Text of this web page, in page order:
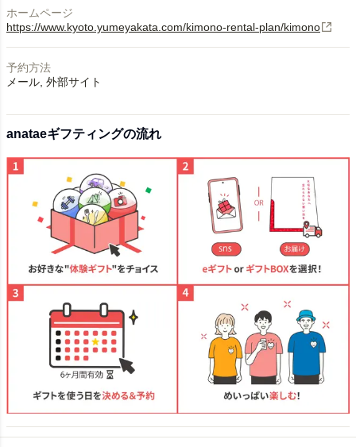
ホームページ
https://www.kyoto.yumeyakata.com/kimono-rental-plan/kimono
予約方法
メール 外部サイト
anataeギフティングの流れ